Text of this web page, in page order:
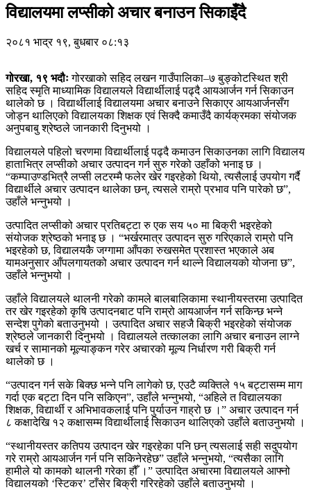
विद्यालयमा लप्सीको अचार बनाउन सिकाइँदै
२०८१ भाद्र १९, बुधबार ०८:१३
गोरखा, १९ भदौःगोरखाको सहिद लखन गाउँपालिका–७ बुङ्कोटस्थित श्री
सहिद स्मृति माध्यामिक विद्यालयले विद्यार्थीलाई पढ्दै आयआर्जन गर्न सिकाउन
थालेको छ । विद्यार्थीलाई विद्यालयमा अचार बनाउने सिकाएर आयआर्जनसँग
जोड्न थालिएको विद्यालयका शिक्षक एवं सिक्दै कमाउँदै कार्यक्रमका संयोजक
अनुपबाबु श्रेष्ठले जानकारी दिनुभयो ।
विद्यालयले पहिलो चरणमा विद्यार्थीलाई पढ्दै कमाउन सिकाउनका लागि विद्यालय
हाताभित्र लप्सीको अचार उत्पादन गर्न सुरु गरेको उहाँको भनाइ छ ।
“कम्पाउण्डभित्रै लप्सी लटरम्मै फलेर खेर गइरहेको थियो, त्यसैलाई उपयोग गर्दै
विद्यार्थीले अचार उत्पादन थालेका छन्, त्यसले राम्रो प्रभाव पनि पारेको छ”,
उहाँले भन्नुभयो ।
उत्पादित लप्सीको अचार प्रतिबट्टा रु एक सय ५० मा बिक्री भइरहेको
संयोजक श्रेष्ठको भनाइ छ । “भर्खरमात्र उत्पादन सुरु गरिएकाले राम्रो पनि
भइरहेको छ, विद्यालयकै जग्गामा आँपका रुखसमेत प्रशास्त भएकाले अब
यामअनुसार आँपलगायतको अचार उत्पादन गर्न थाल्ने विद्यालयको योजना छ”,
उहाँले भन्नुभयो ।
उहाँले विद्यालयले थालनी गरेको कामले बालबालिकामा स्थानीयस्तरमा उत्पादित
तर खेर गइरहेको कृषि उत्पादनबाट पनि राम्रो आयआर्जन गर्न सकिन्छ भन्ने
सन्देश पुगेको बताउनुभयो । उत्पादित अचार सहजै बिक्री भइरहेको संयोजक
श्रेष्ठले जानकारी दिनुभयो । विद्यालयले तत्कालका लागि अचार बनाउन लाग्ने
खर्च र सामानको मूल्याङ्कन गरेर अचारको मूल्य निर्धारण गरी बिक्री गर्न
थालेको छ ।
“उत्पादन गर्न सके बिक्छ भन्ने पनि लागेको छ, एउटै व्यक्तिले १५ बट्टासम्म माग
गर्दा एक बट्टा दिन पनि सकिएन”, उहाँले भन्नुभयो, “अहिले त विद्यालयका
शिक्षक, विद्यार्थी र अभिभावकलाई पनि पुर्याउन गाह्रो छ ।” अचार उत्पादन गर्न
८ कक्षादेखि १२ कक्षासम्म विद्यार्थीलाई सिकाउन थालिएको उहाँले बताउनुभयो ।
“स्थानीयस्तर कतिपय उत्पादन खेर गइरहेका पनि छन् त्यसलाई सही सदुपयोग
गरे राम्रो आयआर्जन गर्न पनि सकिनेरहेछ” उहाँले भन्नुभयो, “त्यसैका लागि
हामीले यो कामको थालनी गरेका हौँ ।” उत्पादित अचारमा विद्यालयले आफ्नो
विद्यालयको ‘स्टिकर’ टाँसेर बिक्री गरिरहेको उहाँले बताउनुभयो ।